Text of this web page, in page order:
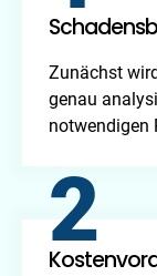
Zunächst
genau
notwendigen
2